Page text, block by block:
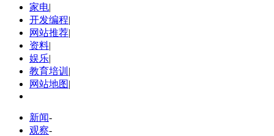
家电|
开发编程|
网站推荐|
资料|
娱乐|
教育培训 |
网站地图|
新闻-
观察-